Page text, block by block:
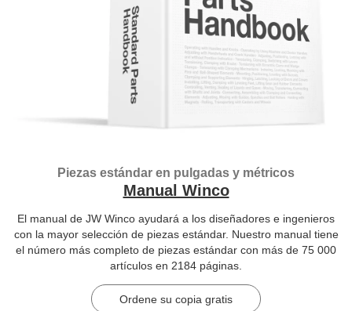
Piezas estándar en pulgadas y métricos
Manual Winco
El manual de JW Winco ayudará a los diseñadores e ingenieros
con la mayor selección de piezas estándar. Nuestro manual tiene
el número más completo de piezas estándar con más de 75 000
artículos en 2184 páginas.
Ordene su copia gratis